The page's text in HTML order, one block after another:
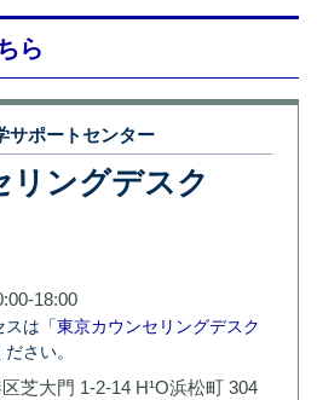
ら
サポートセンター
リングデスク
18:00
スは 「東京カウンセリングデスク
さい。
芝大門 1-2-14 H¹O浜松町 304